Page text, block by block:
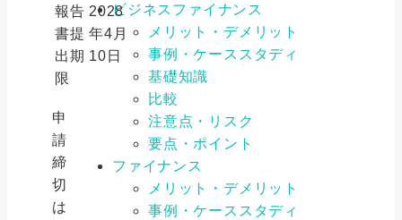
報告
書提
出期
限
2028
年4月
10日
申
請
締
切
は
ビジネスファイナンス
メリット・デメリット
事例・ケーススタディ
基礎知識
比較
注意点・リスク
要点・ポイント
ファイナンス
メリット・デメリット
事例・ケーススタディ